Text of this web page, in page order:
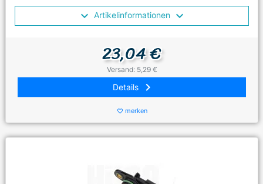
Artikelinformationen
23,04 €
Versand: 5,29 €
Details keyboard_arrow_right
favorite_border merken